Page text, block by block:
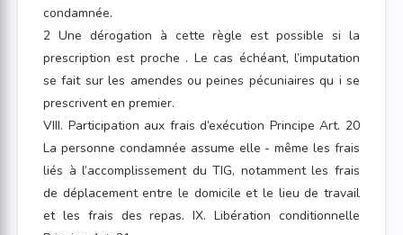
condamnée.
2 Une dérogation à cette règle est possible si la
prescription est proche . Le cas échéant, l’imputation
se fait sur les amendes ou peines pécuniaires qu i se
prescrivent en premier.
VIII. Participation aux frais d’exécution Principe Art. 20
La personne condamnée assume elle - même les frais
liés à l’accomplissement du TIG, notamment les frais
de déplacement entre le domicile et le lieu de travail
et les frais des repas. IX. Libération conditionnelle